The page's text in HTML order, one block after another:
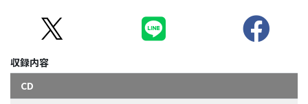
収録内容
CD